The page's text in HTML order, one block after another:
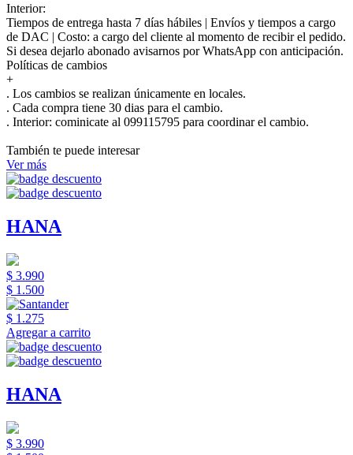
Interior:
Tiempos de entrega hasta 7 días hábiles | Envíos y tiempos a cargo
de DAC | Costo: a cargo del cliente al momento de recibir el pedido.
Si desea dejarlo abonado avisarnos por WhatsApp con anticipación.
Políticas de cambios
+
. Los cambios se realizan únicamente en locales.
. Cada compra tiene 30 dias para el cambio.
. Interior: cominicate al 099115795 para coordinar el cambio.
También te puede interesar
Ver más
HANA
$ 3.990
$ 1.500
$ 1.275
Agregar a carrito
HANA
$ 3.990